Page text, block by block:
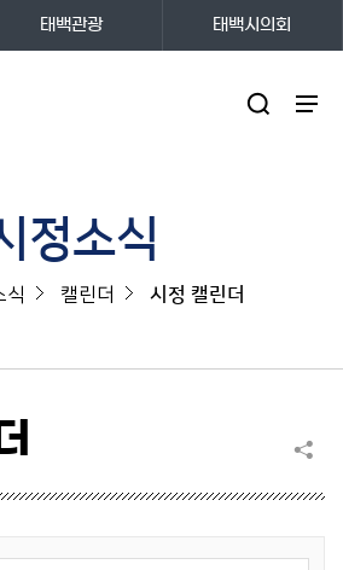
태백관광 태백시의회
정소식
식 캘린더 시정 캘린더